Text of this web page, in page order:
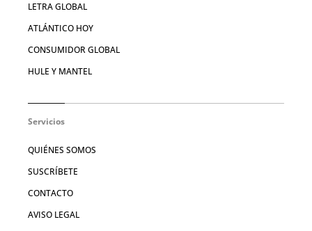
LETRA GLOBAL
ATLÁNTICO HOY
CONSUMIDOR GLOBAL
HULE Y MANTEL
Servicios
QUIÉNES SOMOS
SUSCRÍBETE
CONTACTO
AVISO LEGAL